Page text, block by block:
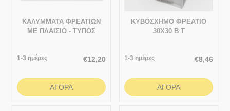
ΚΑΛΥΜΜΑΤΑ ΦΡΕΑΤΙΩΝ
ΜΕ ΠΛΑΙΣΙΟ - ΤΥΠΟΣ
1-3 ημέρες €12,20
ΑΓΟΡΆ
ΚΥΒΟΣΧΗΜΟ ΦΡΕΑΤΙΟ
30Χ30 Β Τ
1-3 ημέρες €8,46
ΑΓΟΡΆ